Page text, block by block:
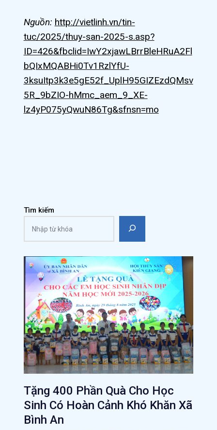
Nguồn: http://vietlinh.vn/tin-
tuc/2025/thuy-san-2025-s.asp?
ID=426&fbclid=IwY2xjawLBrrBleHRuA2Fl
bQIxMQABHi0Tv1RzlYfU-
3ksuItp3k3e5gE52f_UplH95GIZEzdQMsv
5R_9bZIO-hMmc_aem_9_XE-
lz4yP075yQwuN86Tg&sfnsn=mo
Tìm kiếm
Tặng 400 Phần Quà Cho Học
Sinh Có Hoàn Cảnh Khó Khăn Xã
Bình An